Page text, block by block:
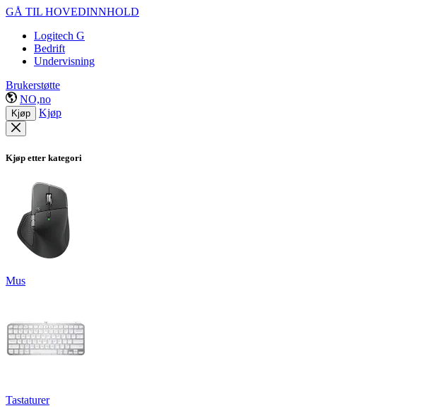
GÅ TIL HOVEDINNHOLD
Logitech G
Bedrift
Undervisning
Brukerstøtte
NO,no
Kjøp Kjøp
Kjøp etter kategori
Mus
Tastaturer